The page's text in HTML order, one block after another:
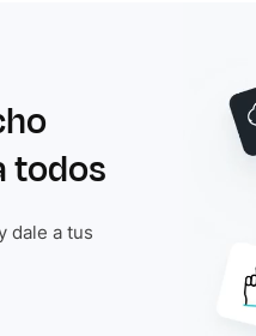
todos
dale a tus